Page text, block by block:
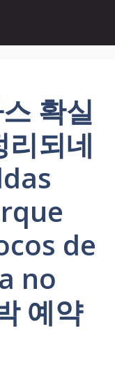
확실
리되네
de
no
예약